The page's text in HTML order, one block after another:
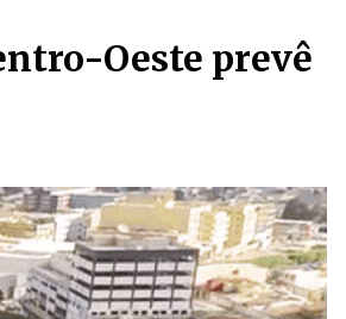
Oeste prevê